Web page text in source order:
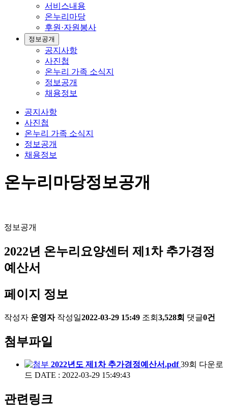
서비스내용
온누리마당
후원·자원봉사
정보공개
공지사항
사진첩
온누리 가족 소식지
정보공개
채용정보
공지사항
사진첩
온누리 가족 소식지
정보공개
채용정보
온누리마당정보공개
정보공개
2022년 온누리요양센터 제1차 추가경정
예산서
페이지 정보
작성자 운영자 작성일2022-03-29 15:49 조회 3,528회 댓글0건
첨부파일
2022년도 제1차 추가경정예산서.pdf 39회 다운로
드 DATE : 2022-03-29 15:49:43
관련링크